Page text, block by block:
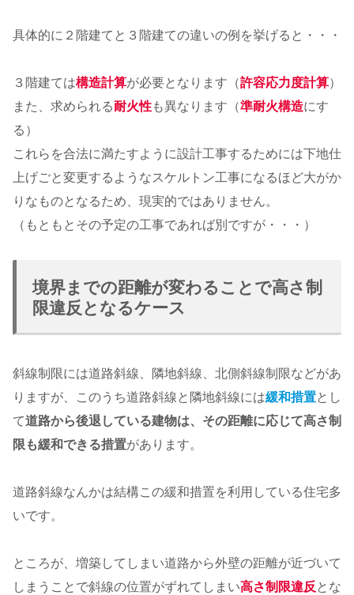
具体的に２階建てと３階建ての違いの例を挙げると・・・
３階建ては構造計算が必要となります（許容応力度計算）
また、求められる耐火性も異なります（準耐火構造にす
る）
これらを合法に満たすように設計工事するためには下地仕
上げごと変更するようなスケルトン工事になるほど大がか
りなものとなるため、現実的ではありません。
（もともとその予定の工事であれば別ですが・・・）
境界までの距離が変わることで高さ制
限違反となるケース
斜線制限には道路斜線、隣地斜線、北側斜線制限などがあ
りますが、このうち道路斜線と隣地斜線には緩和措置とし
て道路から後退している建物は、その距離に応じて高さ制
限も緩和できる措置があります。
道路斜線なんかは結構この緩和措置を利用している住宅多
いです。
ところが、増築してしまい道路から外壁の距離が近づいて
しまうことで斜線の位置がずれてしまい高さ制限違反 とな